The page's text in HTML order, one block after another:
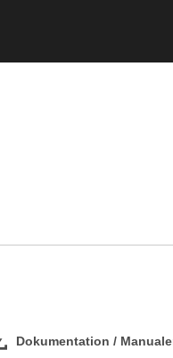
Dokumentation /